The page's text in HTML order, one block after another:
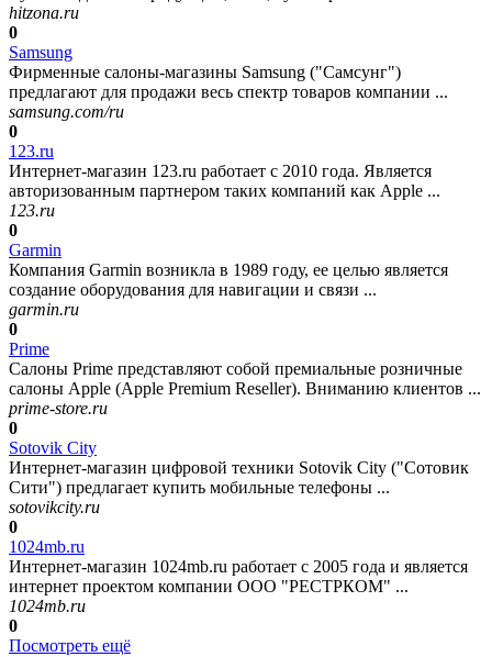
hitzona.ru
0
Samsung
Фирменные салоны-магазины Samsung ("Самсунг")
предлагают для продажи весь спектр товаров компании ...
samsung.com/ru
0
123.ru
Интернет-магазин 123.ru работает с 2010 года. Является
авторизованным партнером таких компаний как Apple ...
123.ru
0
Garmin
Компания Garmin возникла в 1989 году, ее целью является
создание оборудования для навигации и связи ...
garmin.ru
0
Prime
Салоны Prime представляют собой премиальные розничные
салоны Apple (Apple Premium Reseller). Вниманию клиентов ...
prime-store.ru
0
Sotovik City
Интернет-магазин цифровой техники Sotovik City ("Сотовик
Сити") предлагает купить мобильные телефоны ...
sotovikcity.ru
0
1024mb.ru
Интернет-магазин 1024mb.ru работает с 2005 года и является
интернет проектом компании ООО "РЕСТРКОМ" ...
1024mb.ru
0
Посмотреть ещё